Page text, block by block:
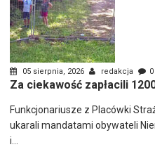
05 sierpnia, 2026 redakcja 0
Za ciekawość zapłacili
Funkcjonariusze z Placówki
ukarali mandatami obywateli
i...